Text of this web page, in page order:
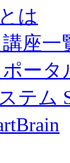
は
座一
ータ
テム